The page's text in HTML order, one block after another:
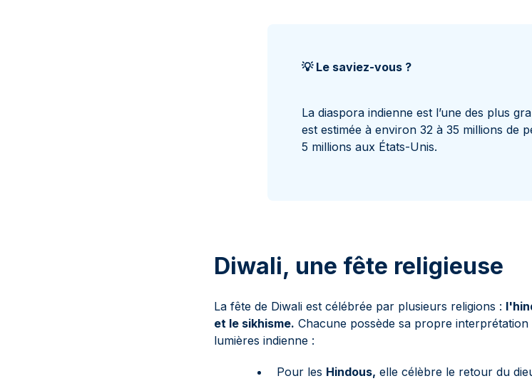
💡Le saviez-vous ?
La diaspora indienne est l’une des plus
est estimée à environ 32 à 35 millions de
5 millions aux États-Unis.
Diwali, une fête religieuse
La fête de Diwali est célébrée par plusieurs religions :
et le sikhisme. Chacune possède sa propre
lumières indienne :
Pour les Hindous, elle célèbre le retour du